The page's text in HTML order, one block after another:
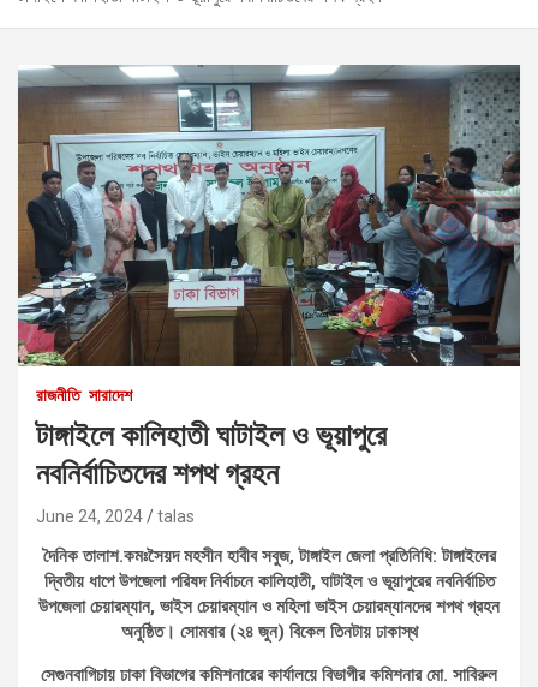
রাজনীতি সারাদেশ
টাঙ্গাইলে কালিহাতী ঘাটাইল ও ভূয়াপুরে
নবনির্বাচিতদের শপথ গ্রহন
June 24, 2024 talas
দৈনিক তালাশ.কমঃসৈয়দ মহসীন হাবীব সবুজ, টাঙ্গাইল জেলা প্রতিনিধি: টাঙ্গাইলের
দ্বিতীয় ধাপে উপজেলা পরিষদ নির্বাচনে কালিহাতী, ঘাটাইল ও ভূয়াপুরের নবনির্বাচিত
উপজেলা চেয়ারম্যান, ভাইস চেয়ারম্যান ও মহিলা ভাইস চেয়ারম্যানদের শপথ গ্রহন
অনুষ্ঠিত। সোমবার (২৪ জুন) বিকেল তিনটায় ঢাকাস্থ
সেগুনবাগিচায় ঢাকা বিভাগের কমিশনারের কার্যালয়ে বিভাগীর কমিশনার মো. সাবিরুল